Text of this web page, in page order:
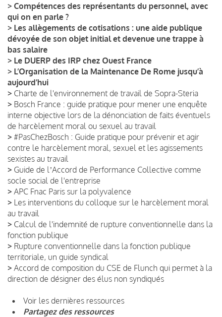
> Compétences des représentants du personnel, avec
qui on en parle ?
> Les allègements de cotisations : une aide publique
dévoyée de son objet initial et devenue une trappe à
bas salaire
> Le DUERP des IRP chez Ouest France
> L’Organisation de la Maintenance De Rome jusqu’à
aujourd’hui
> Charte de l'environnement de travail de Sopra-Steria
> Bosch France : guide pratique pour mener une enquête
interne objective lors de la dénonciation de faits éventuels
de harcèlement moral ou sexuel au travail
> #PasChezBosch : Guide pratique pour prévenir et agir
contre le harcèlement moral, sexuel et les agissements
sexistes au travail
> Guide de lʼAccord de Performance Collective comme
socle social de l'entreprise
> APC Fnac Paris sur la polyvalence
> Les interventions du colloque sur le harcèlement moral
au travail
> Calcul de l'indemnité de rupture conventionnelle dans la
fonction publique
> Rupture conventionnelle dans la fonction publique
territoriale, un guide syndical
> Accord de composition du CSE de Flunch qui permet à la
direction de désigner des élus non syndiqués
Voir les dernières ressources
Partagez des ressources